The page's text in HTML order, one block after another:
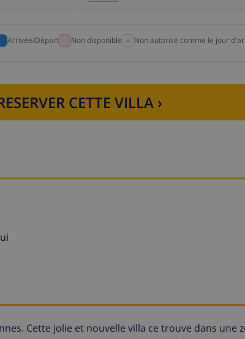
Arrivée/Départ Non disponible Non autorisé comme le jour
CETTE VILLA ›
Cette jolie et nouvelle villa ce trouve dans une